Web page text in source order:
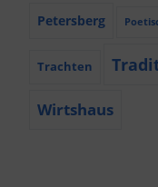
Petersberg
Trachten
Wirtshaus